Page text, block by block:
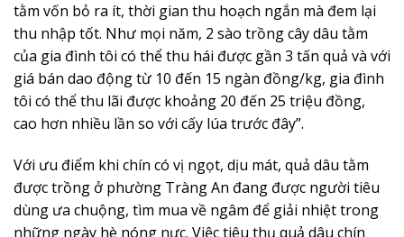
tằm vốn bỏ ra ít, thời gian thu hoạch ngắn mà đem lại
thu nhập tốt. Như mọi năm, 2 sào trồng cây dâu tằm
của gia đình tôi có thể thu hái được gần 3 tấn quả và với
giá bán dao động từ 10 đến 15 ngàn đồng/kg, gia đình
tôi có thể thu lãi được khoảng 20 đến 25 triệu đồng,
cao hơn nhiều lần so với cấy lúa trước đây”.
Với ưu điểm khi chín có vị ngọt, dịu mát, quả dâu tằm
được trồng ở phường Tràng An đang được người tiêu
dùng ưa chuộng, tìm mua về ngâm để giải nhiệt trong
những ngày hè nóng nực. Việc tiêu thụ quả dâu chín